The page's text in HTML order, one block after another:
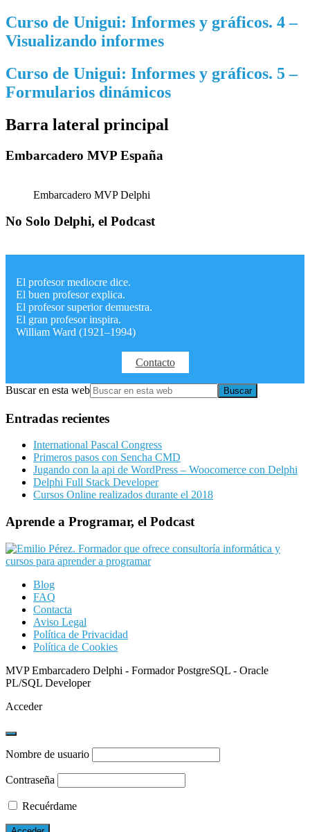
Curso de Unigui: Informes y gráficos. 4 –
Visualizando informes
Curso de Unigui: Informes y gráficos. 5 –
Formularios dinámicos
Barra lateral principal
Embarcadero MVP España
Embarcadero MVP Delphi
No Solo Delphi, el Podcast
El profesor mediocre dice.
El buen profesor explica.
El profesor superior demuestra.
El gran profesor inspira.
William Ward (1921–1994)
Contacto
Buscar en esta web
Entradas recientes
International Pascal Congress
Primeros pasos con Sencha CMD
Jugando con la api de WordPress – Woocomerce con Delphi
Delphi Full Stack Developer
Cursos Online realizados durante el 2018
Aprende a Programar, el Podcast
Blog
FAQ
Contacta
Aviso Legal
Política de Privacidad
Política de Cookies
MVP Embarcadero Delphi - Formador PostgreSQL - Oracle
PL/SQL Developer
Acceder
Nombre de usuario
Contraseña
Recuérdame